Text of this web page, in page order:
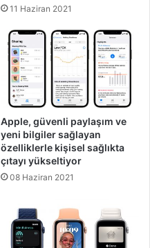
11 Haziran 2021
Apple, güvenli paylaşım ve
yeni bilgiler sağlayan
özelliklerle kişisel sağlıkta
çıtayı yükseltiyor
08 Haziran 2021